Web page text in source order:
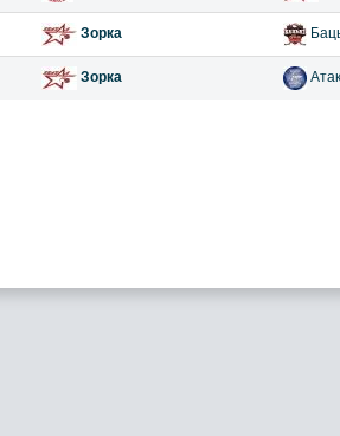
Зорка
Зорка